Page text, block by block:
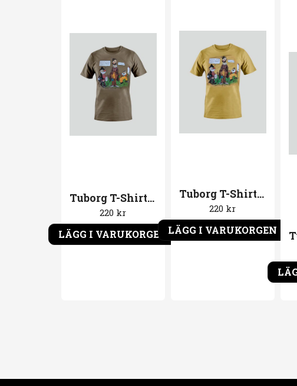
Tuborg T-Shirt Hvergang. Brun T-shirt
220 kr
LÄGG I VARUKORGEN
Tuborg T-Shirt Hvergang. Gul T-shirt
220 kr
LÄGG I VARUKORGEN